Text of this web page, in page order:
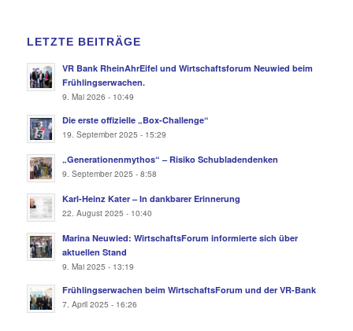
LETZTE BEITRÄGE
VR Bank RheinAhrEifel und Wirtschaftsforum Neuwied beim
Frühlingserwachen.
9. Mai 2026 - 10:49
Die erste offizielle „Box-Challenge“
19. September 2025 - 15:29
„Generationenmythos“ – Risiko Schubladendenken
9. September 2025 - 8:58
Karl-Heinz Kater – In dankbarer Erinnerung
22. August 2025 - 10:40
Marina Neuwied: WirtschaftsForum informierte sich über
aktuellen Stand
9. Mai 2025 - 13:19
Frühlingserwachen beim WirtschaftsForum und der VR-Bank
7. April 2025 - 16:26